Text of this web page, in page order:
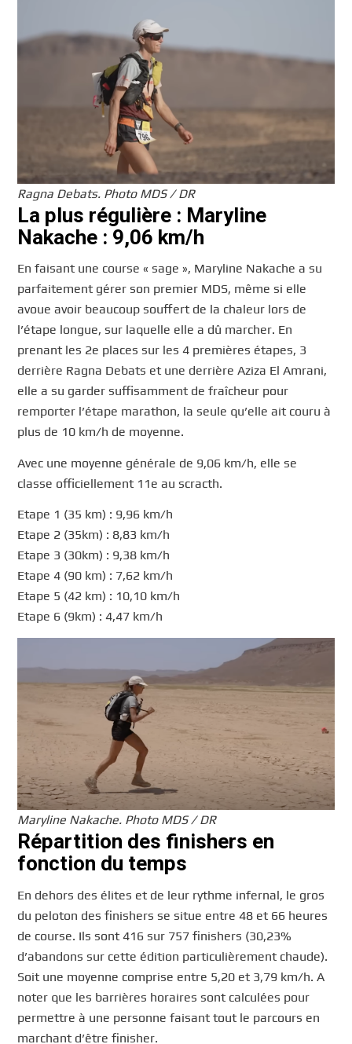
Ragna Debats. Photo MDS / DR
La plus régulière : Maryline
Nakache : 9,06 km/h
En faisant une course « sage », Maryline Nakache a su
parfaitement gérer son premier MDS, même si elle
avoue avoir beaucoup souffert de la chaleur lors de
l’étape longue, sur laquelle elle a dû marcher. En
prenant les 2e places sur les 4 premières étapes, 3
derrière Ragna Debats et une derrière Aziza El Amrani,
elle a su garder suffisamment de fraîcheur pour
remporter l’étape marathon, la seule qu’elle ait couru à
plus de 10 km/h de moyenne.
Avec une moyenne générale de 9,06 km/h, elle se
classe officiellement 11e au scracth.
Etape 1 (35 km) : 9,96 km/h
Etape 2 (35km) : 8,83 km/h
Etape 3 (30km) : 9,38 km/h
Etape 4 (90 km) : 7,62 km/h
Etape 5 (42 km) : 10,10 km/h
Etape 6 (9km) : 4,47 km/h
Maryline Nakache. Photo MDS / DR
Répartition des finishers en
fonction du temps
En dehors des élites et de leur rythme infernal, le gros
du peloton des finishers se situe entre 48 et 66 heures
de course. Ils sont 416 sur 757 finishers (30,23%
d’abandons sur cette édition particulièrement chaude).
Soit une moyenne comprise entre 5,20 et 3,79 km/h. A
noter que les barrières horaires sont calculées pour
permettre à une personne faisant tout le parcours en
marchant d’être finisher.